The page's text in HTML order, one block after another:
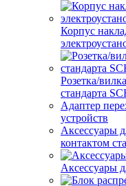
Корпус
Розетка/
стандарта
Адаптер
устройств
Аксессуары
контактом
Аксессуары